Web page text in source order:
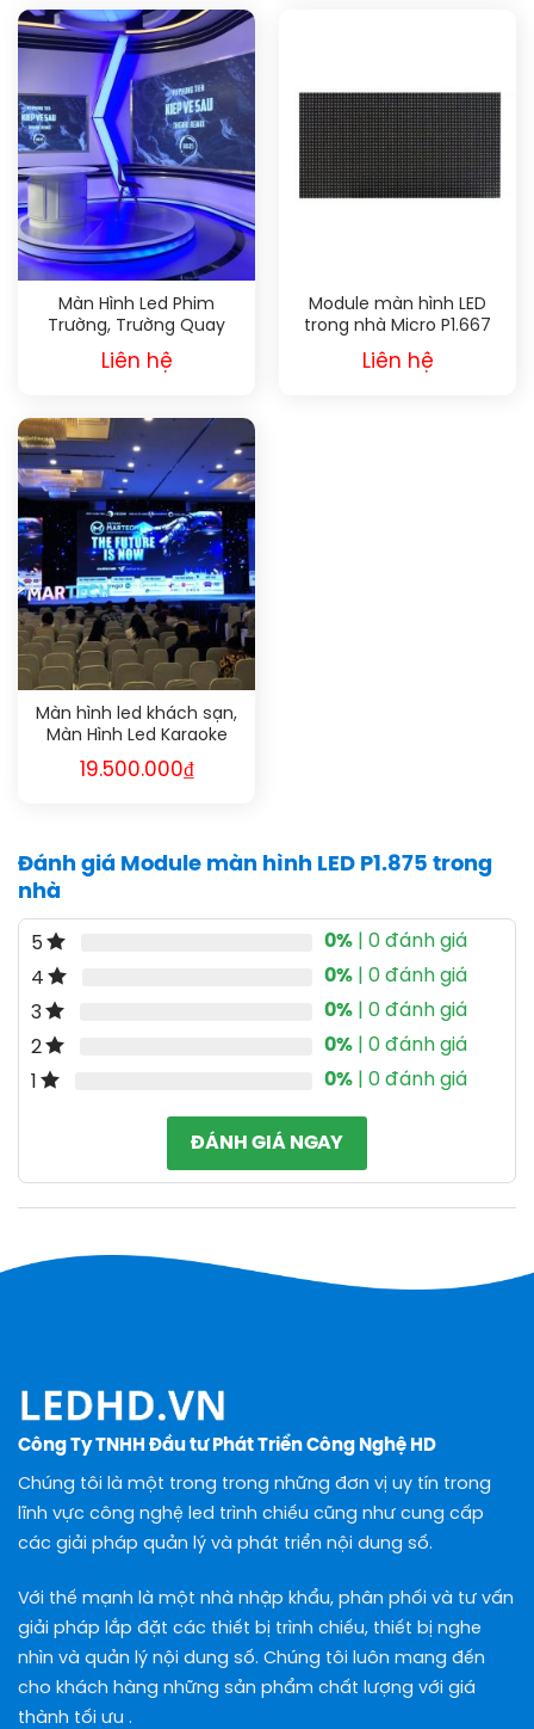
Màn Hình Led Phim
Trường, Trường Quay
Liên hệ
Module màn hình LED
trong nhà Micro P1.667
Liên hệ
Màn hình led khách sạn,
Màn Hình Led Karaoke
19.500.000₫
Đánh giá Module màn hình LED P1.875 trong
nhà
5 0% | 0 đánh giá
4
0% | 0 đánh giá
3
0% | 0 đánh giá
2
0% | 0 đánh giá
1
0% | 0 đánh giá
ĐÁNH GIÁ NGAY
Công Ty TNHH Đầu tư Phát Triển Công Nghệ HD
Chúng tôi là một trong trong những đơn vị uy tín trong
lĩnh vực công nghệ led trình chiếu cũng như cung cấp
các giải pháp quản lý và phát triển nội dung số.
Với thế mạnh là một nhà nhập khẩu, phân phối và tư vấn
giải pháp lắp đặt các thiết bị trình chiếu, thiết bị nghe
nhìn và quản lý nội dung số. Chúng tôi luôn mang đến
cho khách hàng những sản phẩm chất lượng với giá
thành tối ưu .